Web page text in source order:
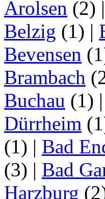
Arolsen (2) |
Belzig (1) |
Bevensen
Brambach
Buchau (1) |
Dürrheim
(1) | Bad
(3) | Bad
Harzburg